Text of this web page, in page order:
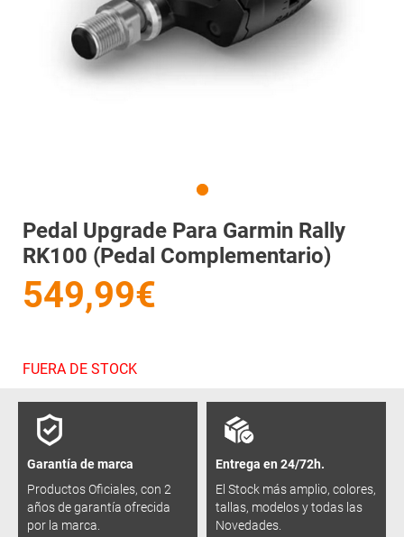
Pedal Upgrade Para Garmin Rally
RK100 (Pedal Complementario)
549,99€
FUERA DE STOCK
Garantía de marca
Productos Oficiales, con 2
años de garantía ofrecida
por la marca.
Entrega en 24/72h.
El Stock más amplio, colores,
tallas, modelos y todas las
Novedades.